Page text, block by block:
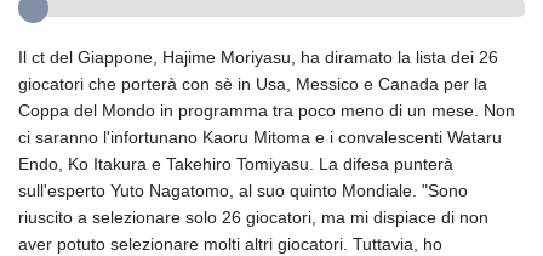
Il ct del Giappone, Hajime Moriyasu, ha diramato la lista dei 26
giocatori che porterà con sè in Usa, Messico e Canada per la
Coppa del Mondo in programma tra poco meno di un mese. Non
ci saranno l'infortunano Kaoru Mitoma e i convalescenti Wataru
Endo, Ko Itakura e Takehiro Tomiyasu. La difesa punterà
sull'esperto Yuto Nagatomo, al suo quinto Mondiale. "Sono
riuscito a selezionare solo 26 giocatori, ma mi dispiace di non
aver potuto selezionare molti altri giocatori. Tuttavia, ho